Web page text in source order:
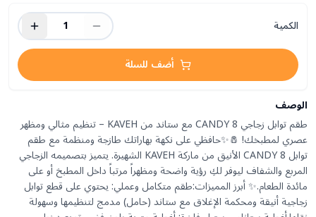
الكمية
1
أضف للسلة
الوصف
طقم توابل زجاجي CANDY 8 مع ستاند من KAVEH – تنظيم مثالي ومظهر
عصري لمطبخك! 🧂✨حافظي على نكهة بهاراتك طازجة ومنظمة مع طقم
توابل CANDY 8 الأنيق من ماركة KAVEH الشهيرة. يتميز بتصميمه الزجاجي
المربع والشفاف ليوفر لكِ رؤية واضحة ومظهراً مرتباً داخل المطبخ أو على
مائدة الطعام.✨ أبرز المميزات:طقم متكامل وعملي: يحتوي على قطع توابل
زجاجية أنيقة ومحكمة الإغلاق مع ستاند (حامل) مدمج لتنظيمها وسهولة